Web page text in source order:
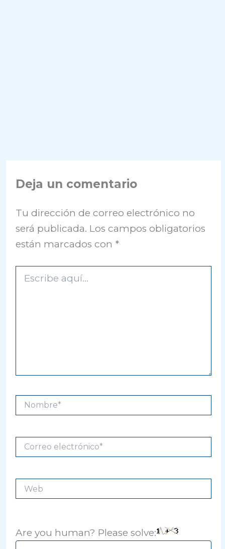
Deja un comentario
Tu dirección de correo electrónico no
será publicada. Los campos obligatorios
están marcados con *
aquí...
Nombre*
Correo
electrónico*
Are you human? Please solve: